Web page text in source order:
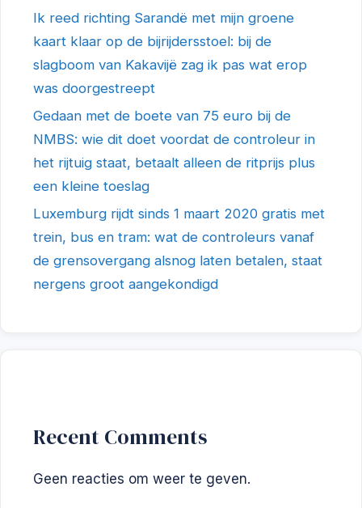
Ik reed richting Sarandë met mijn groene
kaart klaar op de bijrijdersstoel: bij de
slagboom van Kakavijë zag ik pas wat erop
was doorgestreept
Gedaan met de boete van 75 euro bij de
NMBS: wie dit doet voordat de controleur in
het rijtuig staat, betaalt alleen de ritprijs plus
een kleine toeslag
Luxemburg rijdt sinds 1 maart 2020 gratis met
trein, bus en tram: wat de controleurs vanaf
de grensovergang alsnog laten betalen, staat
nergens groot aangekondigd
Recent Comments
Geen reacties om weer te geven.